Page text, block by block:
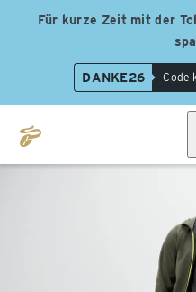
Für kurze Zeit mit der
DANKE26 Code